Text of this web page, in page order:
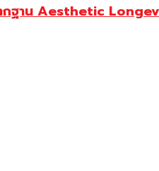
ากฐาน Aesthetic